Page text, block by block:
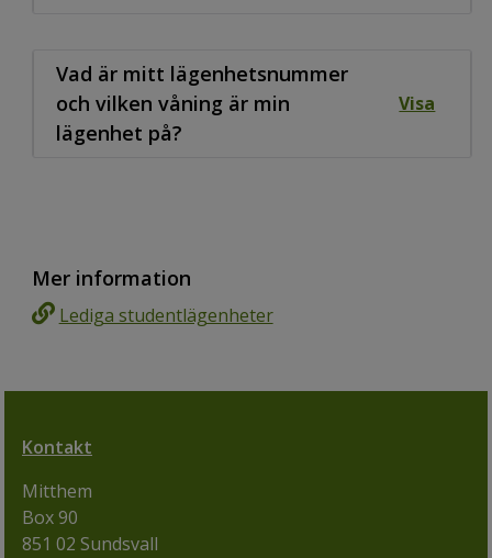
Vad är mitt lägenhetsnummer
och vilken våning är min
lägenhet på?
Visa
Mer information
Lediga studentlägenheter
Kontakt
Mitthem
Box 90
851 02 Sundsvall